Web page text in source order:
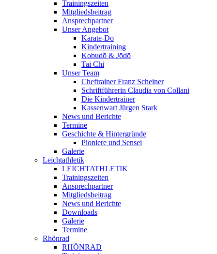
Trainingszeiten
Mitgliedsbeitrag
Ansprechpartner
Unser Angebot
Karate-Dō
Kindertraining
Kobudō & Jōdō
Tai Chi
Unser Team
Cheftrainer Franz Scheiner
Schriftführerin Claudia von Collani
Die Kindertrainer
Kassenwart Jürgen Stark
News und Berichte
Termine
Geschichte & Hintergründe
Pioniere und Sensei
Galerie
Leichtathletik
LEICHTATHLETIK
Trainingszeiten
Ansprechpartner
Mitgliedsbeitrag
News und Berichte
Downloads
Galerie
Termine
Rhönrad
RHÖNRAD